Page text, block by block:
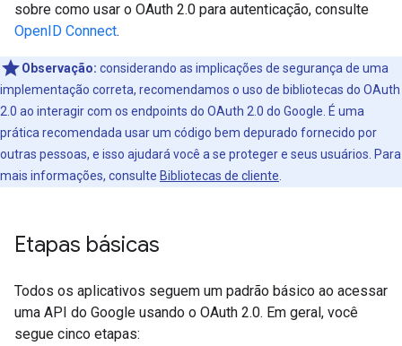
sobre como usar o OAuth 2.0 para autenticação, consulte
OpenID Connect.
Observação: considerando as implicações de segurança de uma
implementação correta, recomendamos o uso de bibliotecas do OAuth
2.0 ao interagir com os endpoints do OAuth 2.0 do Google. É uma
prática recomendada usar um código bem depurado fornecido por
outras pessoas, e isso ajudará você a se proteger e seus usuários. Para
mais informações, consulte Bibliotecas de cliente
Etapas básicas
Todos os aplicativos seguem um padrão básico ao acessar
uma API do Google usando o OAuth 2.0. Em geral, você
segue cinco etapas: